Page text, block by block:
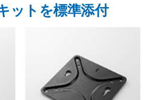
ットを標準添付